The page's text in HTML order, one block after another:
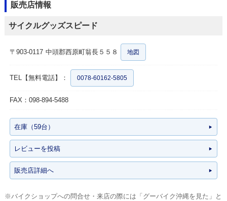
販売店情報
サイクルグッズスピード
〒903-0117 中頭郡西原町翁長５５８ 地図
TEL【無料電話】： 0078-60162-5805
FAX：098-894-5488
在庫（59台）
レビューを投稿
販売店詳細へ
※バイクショップへの問合せ・来店の際には「グーバイク沖縄を見た」と